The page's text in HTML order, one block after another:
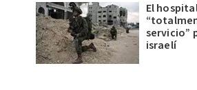
El
servicio”
israelí